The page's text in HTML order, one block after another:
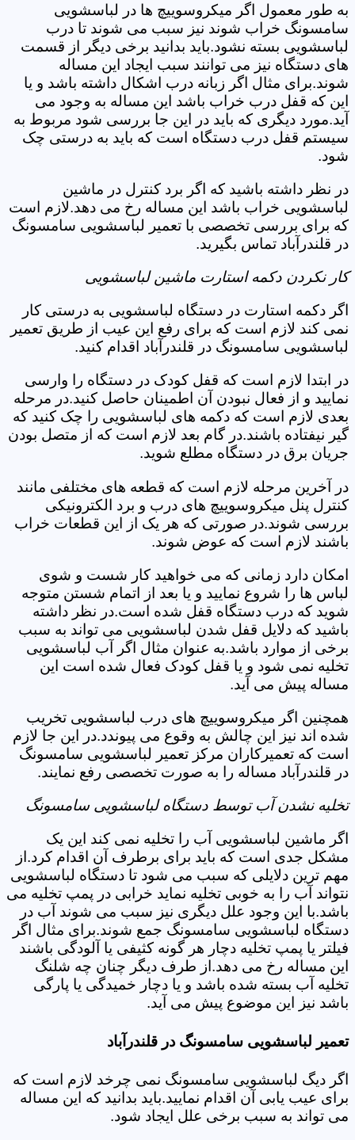
به طور معمول اگر میکروسوییچ ها در لباسشویی
سامسونگ خراب شوند نیز سبب می شوند تا درب
لباسشویی بسته نشود.باید بدانید برخی دیگر از قسمت
های دستگاه نیز می توانند سبب ایجاد این مساله
شوند.برای مثال اگر زبانه درب اشکال داشته باشد و یا
این که قفل درب خراب باشد این مساله به وجود می
آید.مورد دیگری که باید در این جا بررسی شود مربوط به
سیستم قفل درب دستگاه است که باید به درستی چک
شود.
در نظر داشته باشید که اگر برد کنترل در ماشین
لباسشویی خراب باشد این مساله رخ می دهد.لازم است
که برای بررسی تخصصی با تعمیر لباسشویی سامسونگ
در قلندرآباد تماس بگیرید.
کار نکردن دکمه استارت ماشین لباسشویی
اگر دکمه استارت در دستگاه لباسشویی به درستی کار
نمی کند لازم است که برای رفع این عیب از طریق تعمیر
لباسشویی سامسونگ در قلندرآباد اقدام کنید.
در ابتدا لازم است که قفل کودک در دستگاه را وارسی
نمایید و از فعال نبودن آن اطمینان حاصل کنید.در مرحله
بعدی لازم است که دکمه های لباسشویی را چک کنید که
گیر نیفتاده باشند.در گام بعد لازم است که از متصل بودن
جریان برق در دستگاه مطلع شوید.
در آخرین مرحله لازم است که قطعه های مختلفی مانند
کنترل پنل میکروسوییچ های درب و برد الکترونیکی
بررسی شوند.در صورتی که هر یک از این قطعات خراب
باشند لازم است که عوض شوند.
امکان دارد زمانی که می خواهید کار شست و شوی
لباس ها را شروع نمایید و یا بعد از اتمام شستن متوجه
شوید که درب دستگاه قفل شده است.در نظر داشته
باشید که دلایل قفل شدن لباسشویی می تواند به سبب
برخی از موارد باشد.به عنوان مثال اگر آب لباسشویی
تخلیه نمی شود و یا قفل کودک فعال شده است این
مساله پیش می آید.
همچنین اگر میکروسوییچ های درب لباسشویی تخریب
شده اند نیز این چالش به وقوع می پیوندد.در این جا لازم
است که تعمیرکاران مرکز تعمیر لباسشویی سامسونگ
در قلندرآباد مساله را به صورت تخصصی رفع نمایند.
تخلیه نشدن آب توسط دستگاه لباسشویی سامسونگ
اگر ماشین لباسشویی آب را تخلیه نمی کند این یک
مشکل جدی است که باید برای برطرف آن اقدام کرد.از
مهم ترین دلایلی که سبب می شود تا دستگاه لباسشویی
نتواند آب را به خوبی تخلیه نماید خرابی در پمپ تخلیه می
باشد.با این وجود علل دیگری نیز سبب می شوند آب در
دستگاه لباسشویی سامسونگ جمع شوند.برای مثال اگر
فیلتر یا پمپ تخلیه دچار هر گونه کثیفی یا آلودگی باشند
این مساله رخ می دهد.از طرف دیگر چنان چه شلنگ
تخلیه آب بسته شده باشد و یا دچار خمیدگی یا پارگی
باشد نیز این موضوع پیش می آید.
تعمیر لباسشویی سامسونگ در قلندرآباد
اگر دیگ لباسشویی سامسونگ نمی چرخد لازم است که
برای عیب یابی آن اقدام نمایید.باید بدانید که این مساله
می تواند به سبب برخی علل ایجاد شود.